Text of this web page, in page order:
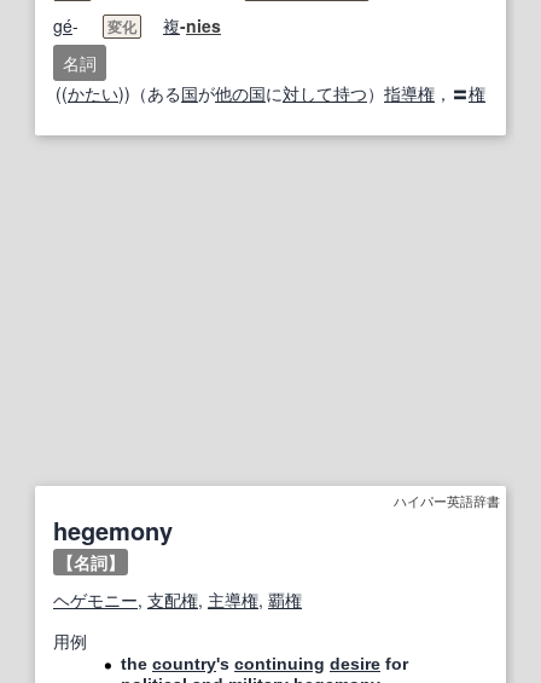
gé- 変化 複-nies
名詞
((かたい))（ある国が他の国に対して持つ） 指導権 ，〓権
ハイパー英語辞書
hegemony
【名詞】
ヘゲモニー, 支配権, 主導権, 覇権
用例
the country's continuing desire for